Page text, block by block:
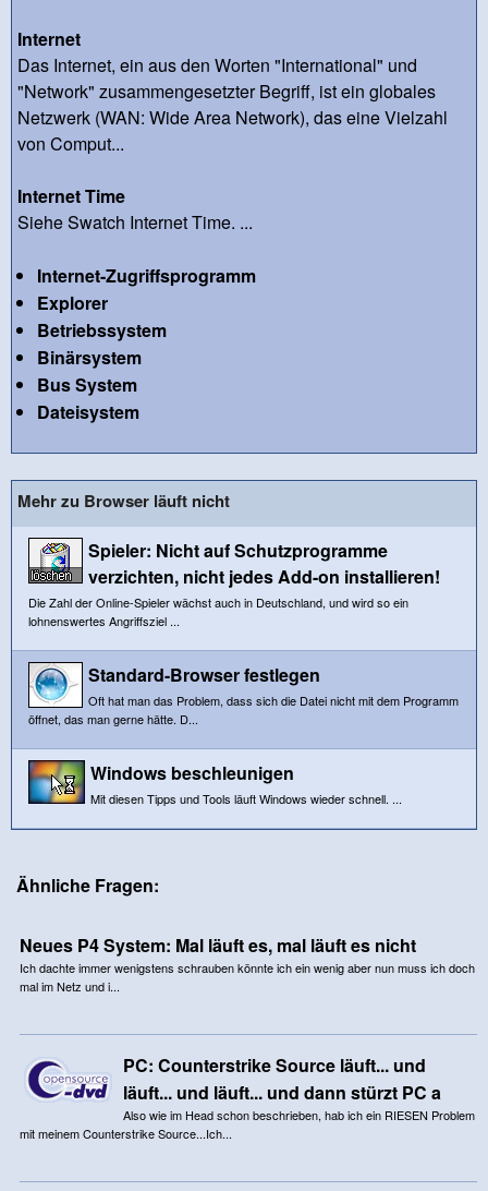
Internet
Das Internet, ein aus den Worten "International" und
"Network" zusammengesetzter Begriff, ist ein globales
Netzwerk (WAN: Wide Area Network), das eine Vielzahl
von Comput...
Internet Time
Siehe Swatch Internet Time. ...
Internet-Zugriffsprogramm
Explorer
Betriebssystem
Binärsystem
Bus System
Dateisystem
Mehr zu Browser läuft nicht
Spieler: Nicht auf Schutzprogramme
verzichten, nicht jedes Add-on installieren!
Die Zahl der Online-Spieler wächst auch in Deutschland, und wird so ein
lohnenswertes Angriffsziel ...
Standard-Browser festlegen
Oft hat man das Problem, dass sich die Datei nicht mit dem Programm
öffnet, das man gerne hätte. D...
Windows beschleunigen
Mit diesen Tipps und Tools läuft Windows wieder schnell. ...
Ähnliche Fragen:
Neues P4 System: Mal läuft es, mal läuft es nicht
Ich dachte immer wenigstens schrauben könnte ich ein wenig aber nun muss ich doch
mal im Netz und i...
PC: Counterstrike Source läuft... und
läuft... und läuft... und dann stürzt PC a
Also wie im Head schon beschrieben, hab ich ein RIESEN Problem
mit meinem Counterstrike Source...Ich...